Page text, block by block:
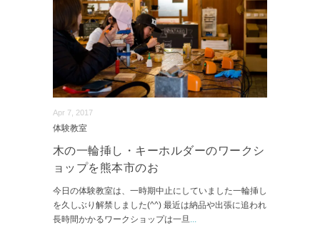
Apr 7, 2017
体験教室
木の一輪挿し・キーホルダーのワークシ
ョップを熊本市のお
今日の体験教室は、一時期中止にしていました一輪挿し
を久しぶり解禁しました(^^) 最近は納品や出張に追われ
長時間かかるワークショップは一旦...